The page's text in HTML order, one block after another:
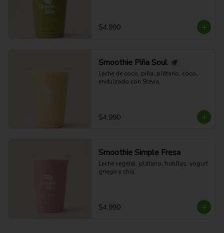
$4.990
Smoothie Piña Soul
Leche de coco, piña, plátano, coco,
endulzado con Stevia.
$4.990
Smoothie Simple Fresa
Leche vegetal, plátano, frutillas, yogurt
griego y chía.
$4.990